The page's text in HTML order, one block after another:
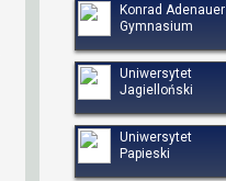
Konrad Adenauer
Gymnasium
Uniwersytet
Jagielloński
Uniwersytet
Papieski